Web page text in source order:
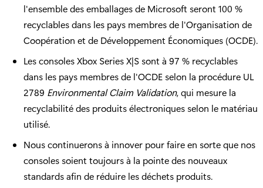
l'ensemble des emballages de Microsoft seront 100 %
recyclables dans les pays membres de l'Organisation de
Coopération et de Développement Économiques (OCDE).
Les consoles Xbox Series X|S sont à 97 % recyclables
dans les pays membres de l'OCDE selon la procédure UL
2789 Environmental Claim Validation, qui mesure la
recyclabilité des produits électroniques selon le matériau
utilisé.
Nous continuerons à innover pour faire en sorte que nos
consoles soient toujours à la pointe des nouveaux
standards afin de réduire les déchets produits.